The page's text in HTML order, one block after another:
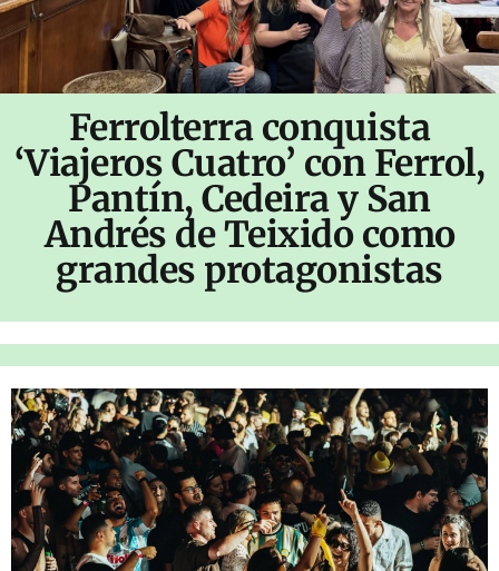
Ferrolterra conquista
‘Viajeros Cuatro’ con Ferrol,
Pantín, Cedeira y San
Andrés de Teixido como
grandes protagonistas